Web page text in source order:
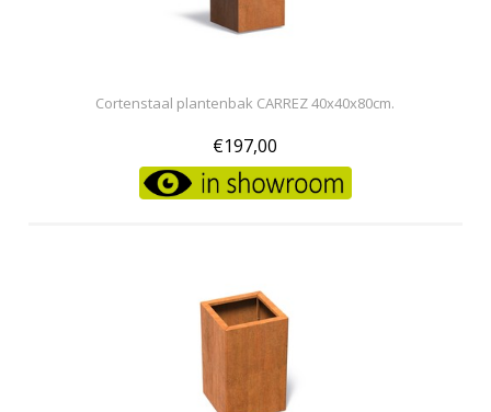
Cortenstaal plantenbak CARREZ 40x40x80cm.
€197,00